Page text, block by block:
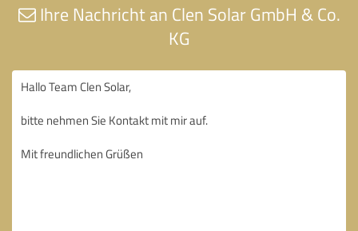
Ihre Nachricht an Clen Solar GmbH & Co.
KG